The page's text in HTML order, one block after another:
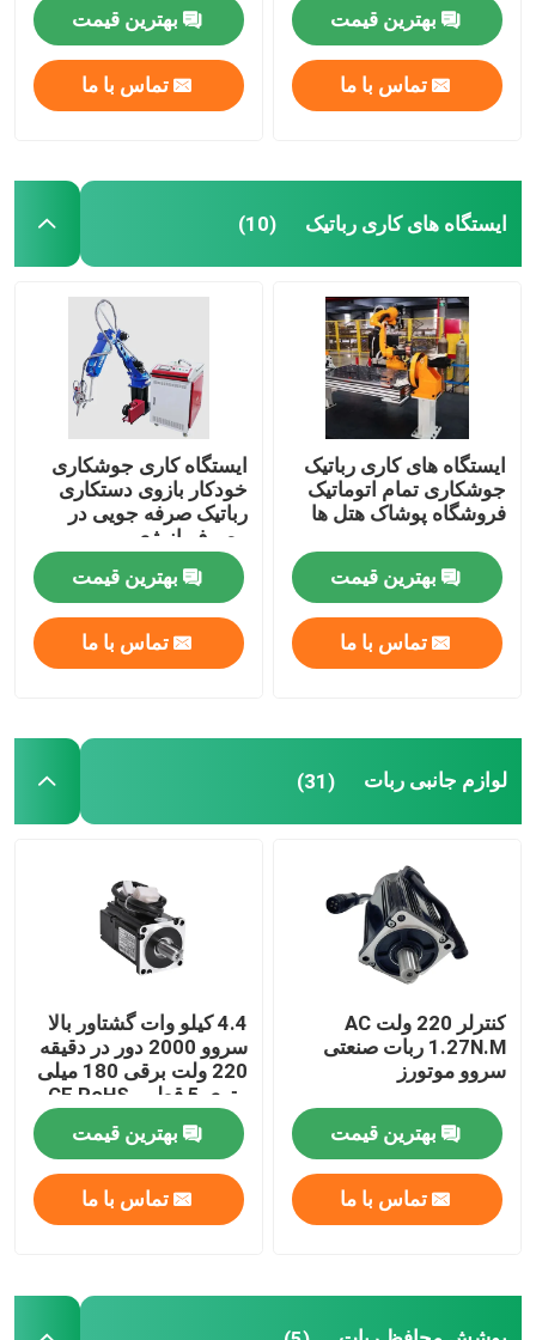
صفحه اصلی
محصولات
فیلم های
درباره ما
تور کارخانه
کنترل کیفیت
با ما تماس بگیرید
درخواست نقل قول
بازوی ربات یاسکاوا
ربات سه بعدی ویژن
ایستگاه های کاری رباتیک
پوشش محافظ ربات
بهترین قیمت
تماس با ما
بهترین قیمت
تماس با ما
ایستگاه های کاری رباتیک (10)
ایستگاه های کاری رباتیک
جوشکاری تمام اتوماتیک
فروشگاه پوشاک هتل ها
بهترین قیمت
تماس با ما
ایستگاه کاری جوشکاری
خودکار بازوی دستکاری
رباتیک صرفه جویی در
مصرف انرژی
3000/6000 وات
بهترین قیمت
تماس با ما
لوازم جانبی ربات (31)
کنترلر 220 ولت AC
1.27N.M ربات صنعتی
سروو موتورز
بهترین قیمت
تماس با ما
4.4 کیلو وات گشتاور بالا
سروو 2000 دور در دقیقه
220 ولت برقی 180 میلی
متری 5 قطبی CE RoHS
استاندارد CNC تراش
بهترین قیمت
تماس با ما